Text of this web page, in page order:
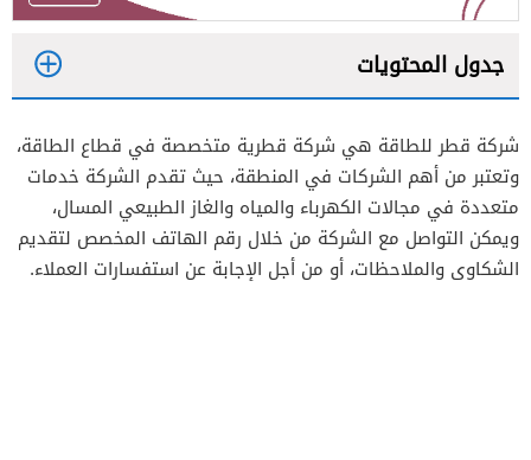
جدول المحتويات
2
شركة قطر للطاقة هي شركة قطرية متخصصة في قطاع الطاقة،
وتعتبر من أهم الشركات في المنطقة، حيث تقدم الشركة خدمات
متعددة في مجالات الكهرباء والمياه والغاز الطبيعي المسال،
ويمكن التواصل مع الشركة من خلال رقم الهاتف المخصص لتقديم
الشكاوى والملاحظات، أو من أجل الإجابة عن استفسارات العملاء.